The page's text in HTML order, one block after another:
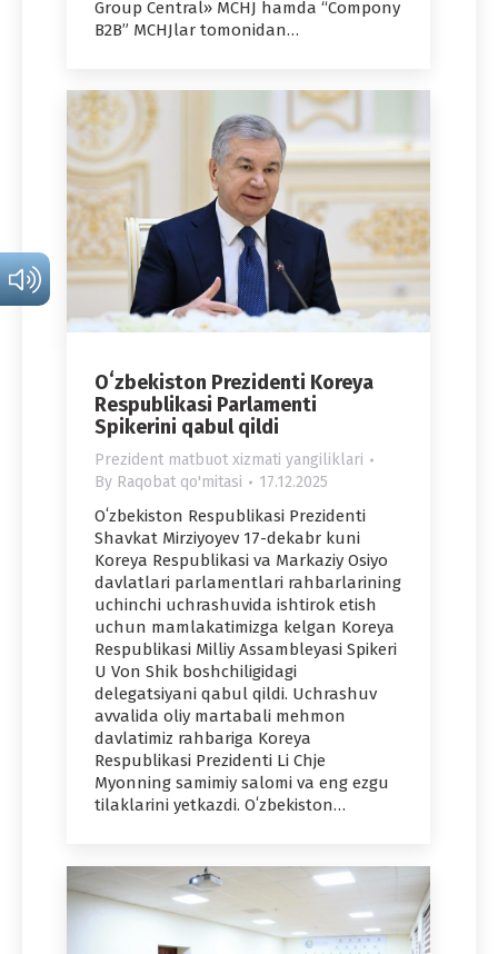
Group Central» MCHJ hamda “Compony
B2B” MCHJlar tomonidan…
Oʻzbekiston Prezidenti Koreya
Respublikasi Parlamenti
Spikerini qabul qildi
Prezident matbuot xizmati yangiliklari
By Raqobat qo'mitasi 17.12.2025
Oʻzbekiston Respublikasi Prezidenti
Shavkat Mirziyoyev 17-dekabr kuni
Koreya Respublikasi va Markaziy Osiyo
davlatlari parlamentlari rahbarlarining
uchinchi uchrashuvida ishtirok etish
uchun mamlakatimizga kelgan Koreya
Respublikasi Milliy Assambleyasi Spikeri
U Von Shik boshchiligidagi
delegatsiyani qabul qildi. Uchrashuv
avvalida oliy martabali mehmon
davlatimiz rahbariga Koreya
Respublikasi Prezidenti Li Chje
Myonning samimiy salomi va eng ezgu
tilaklarini yetkazdi. Oʻzbekiston…